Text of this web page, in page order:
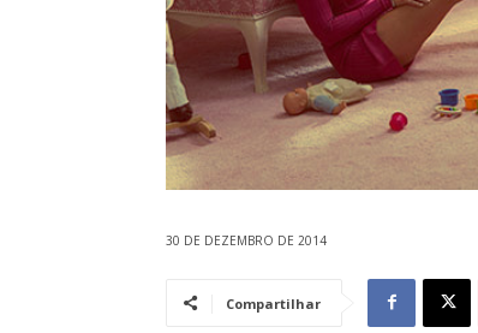
30 DE DEZEMBRO DE 2014
Compartilhar